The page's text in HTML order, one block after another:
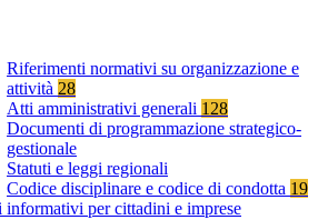
Riferimenti normativi su organizzazione e
attività 28
Atti amministrativi generali 128
Documenti di programmazione strategico-
gestionale
Statuti e leggi regionali
Codice disciplinare e codice di condotta 19
informativi per cittadini e imprese